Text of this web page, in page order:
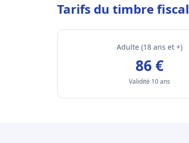
Tarifs du timbre fiscal
Adulte (18 ans et +)
86 €
Validité 10 ans